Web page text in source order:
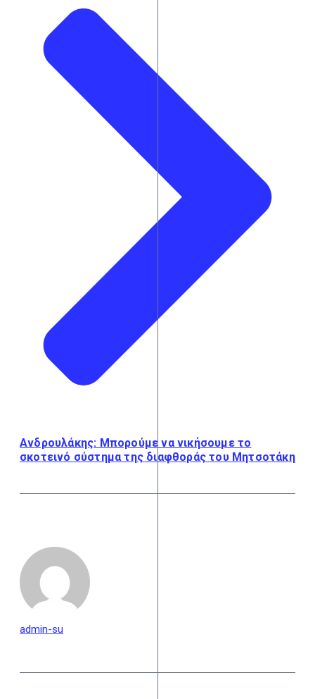
Ανδρουλάκης: Μπορούμε να νικήσουμε το
σκοτεινό σύστημα της διαφθοράς του Μητσοτάκη
admin-su